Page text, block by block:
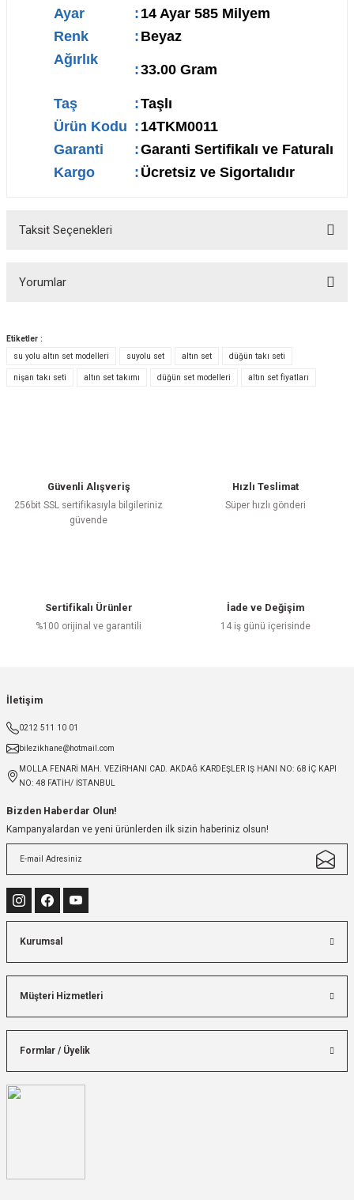
Ayar
: 14 Ayar 585 Milyem
Renk
: Beyaz
Ağırlık
:33.00 Gram
Taş :Taşlı
Ürün Kodu : 14TKM0011
Garanti
:Garanti Sertifikalı ve Faturalı
Kargo
: Ücretsiz ve Sigortalıdır
Taksit Seçenekleri
Yorumlar
Bu ürüne ilk yorumu siz yapın!
Etiketler :
su yolu altın set modelleri
suyolu set altın set düğün takı seti
nişan takı seti altın set takımı düğün set modelleri altın set fiyatları
Güvenli Alışveriş
256bit SSL sertifikasıyla bilgileriniz
güvende
Hızlı Teslimat
Süper hızlı gönderi
Sertifikalı Ürünler
%100 orijinal ve garantili
İade ve Değişim
14 iş günü içerisinde
İletişim
0212 511 10 01
bilezikhane@hotmail.com
MOLLA FENARİ MAH. VEZİRHANI CAD. AKDAĞ KARDEŞLER IŞ HANI NO: 68 İÇ KAPI
NO: 48 FATİH/ İSTANBUL
Bizden Haberdar Olun!
Kampanyalardan ve yeni ürünlerden ilk sizin haberiniz olsun!
Kurumsal
Müşteri Hizmetleri
Formlar / Üyelik